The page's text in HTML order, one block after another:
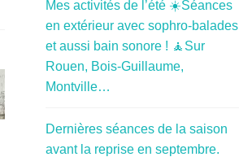
Mes activités de l’été ☀️Séances
en extérieur avec sophro-balades
et aussi bain sonore ! 🧘Sur
Rouen, Bois-Guillaume,
Montville…
Dernières séances de la saison
avant la reprise en septembre.